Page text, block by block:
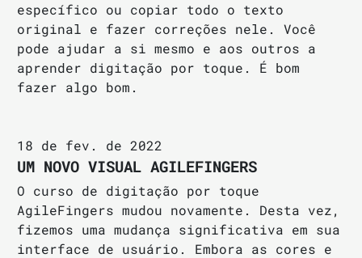
específico ou copiar todo o texto
original e fazer correções nele. Você
pode ajudar a si mesmo e aos outros a
aprender digitação por toque. É bom
fazer algo bom.
18 de fev. de 2022
UM NOVO VISUAL AGILEFINGERS
O curso de digitação por toque
AgileFingers mudou novamente. Desta vez,
fizemos uma mudança significativa em sua
interface de usuário. Embora as cores e